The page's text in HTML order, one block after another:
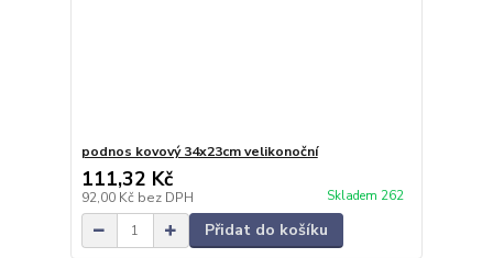
podnos kovový 34x23cm velikonoční
111,32 Kč
92,00 Kč bez DPH Skladem 262
Přidat do košíku